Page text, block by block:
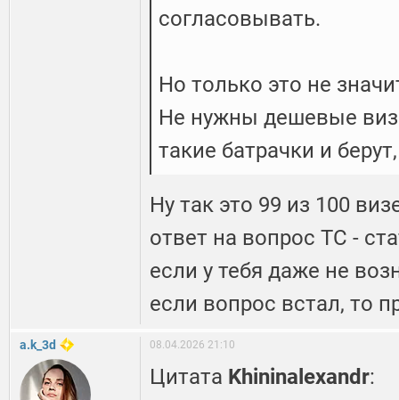
согласовывать.
Но только это не
Не нужны дешевые
такие батрачки и
Ну так это 99 из 100
ответ на вопрос ТС -
если у тебя даже не
если вопрос встал, то
a.k_3d 08.04.2026 21:10
Цитата Khininalexandr: